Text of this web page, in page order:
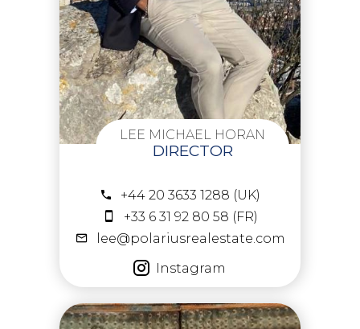
LEE MICHAEL HORAN
DIRECTOR
+44 20 3633 1288 (UK)
+33 6 31 92 80 58 (FR)
lee@polariusrealestate.com
Instagram